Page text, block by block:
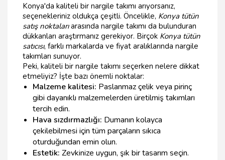
Konya'da kaliteli bir nargile takımı arıyorsanız,
seçenekleriniz oldukça çeşitli. Öncelikle, Konya tütün
satış noktalarıarasında nargile takımı da bulunduran
dükkanları araştırmanız gerekiyor. Birçok Konya tütün
satıcısı, farklı markalarda ve fiyat aralıklarında nargile
takımları sunuyor.
Peki, kaliteli bir nargile takımı seçerken nelere dikkat
etmeliyiz? İşte bazı önemli noktalar:
Malzeme kalitesi: Paslanmaz çelik veya pirinç
gibi dayanıklı malzemelerden üretilmiş takımları
tercih edin.
Hava sızdırmazlığı: Dumanın kolayca
çekilebilmesi için tüm parçaların sıkıca
oturduğundan emin olun.
Estetik: Zevkinize uygun, şık bir tasarım seçin.